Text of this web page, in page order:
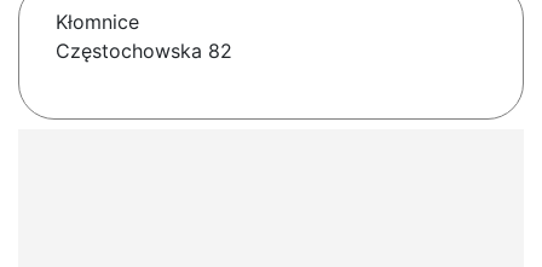
Kłomnice
Częstochowska 82